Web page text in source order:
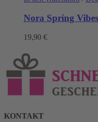
Nora Spring
19,90 €
KONTAKT